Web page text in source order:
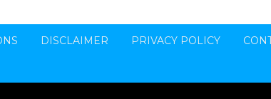
DISCLAIMER PRIVACY POLICY